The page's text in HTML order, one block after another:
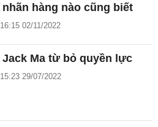
nhãn hàng nào cũng biết
16:15 02/11/2022
Jack Ma từ bỏ quyền lực
15:23 29/07/2022